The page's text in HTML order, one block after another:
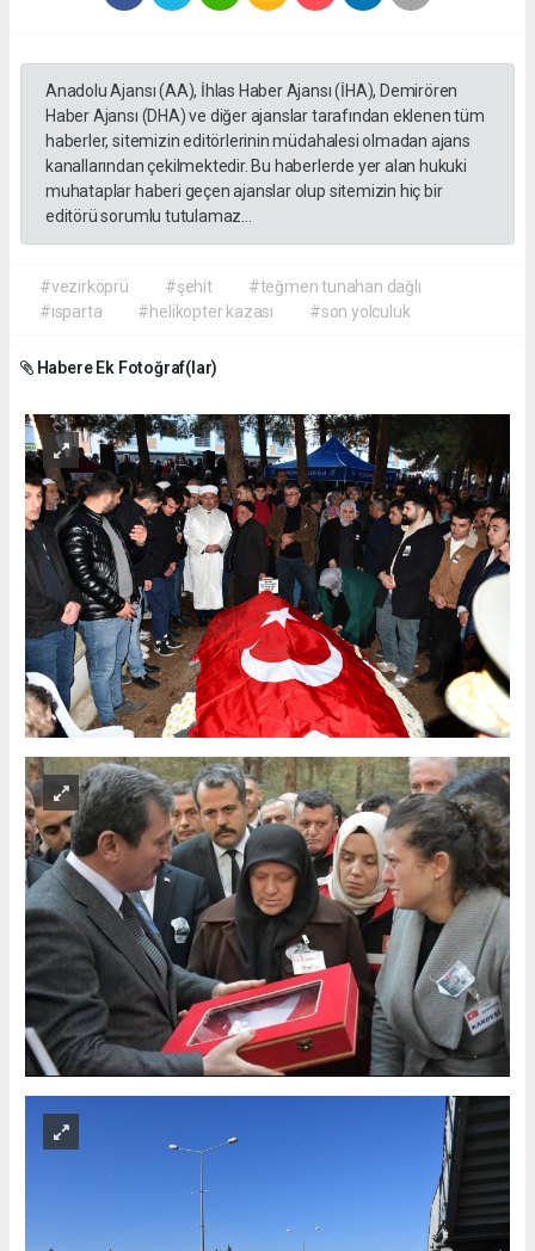
Anadolu Ajansı (AA), İhlas Haber Ajansı (İHA), Demirören
Haber Ajansı (DHA) ve diğer ajanslar tarafından eklenen tüm
haberler, sitemizin editörlerinin müdahalesi olmadan ajans
kanallarından çekilmektedir. Bu haberlerde yer alan hukuki
muhataplar haberi geçen ajanslar olup sitemizin hiç bir
editörü sorumlu tutulamaz...
#vezirköprü #şehit
#teğmen tunahan dağlı
#ısparta
#helikopter kazası #son yolculuk
Habere Ek Fotoğraf(lar)